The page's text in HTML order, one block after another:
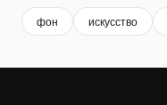
фон искусство